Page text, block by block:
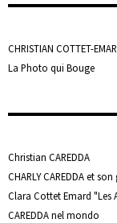
CHRISTIAN COTTET-
La Photo qui Bouge
Christian CAREDDA
CHARLY CAREDDA et
Clara Cottet Emard "Les
CAREDDA nel mondo